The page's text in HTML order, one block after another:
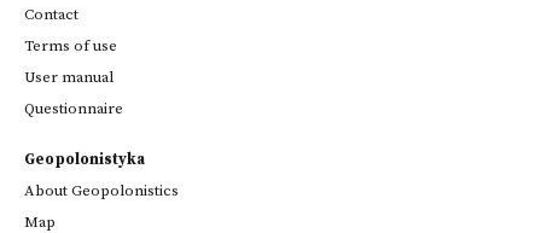
Contact
Terms of use
User manual
Questionnaire
Geopolonistyka
About Geopolonistics
Map